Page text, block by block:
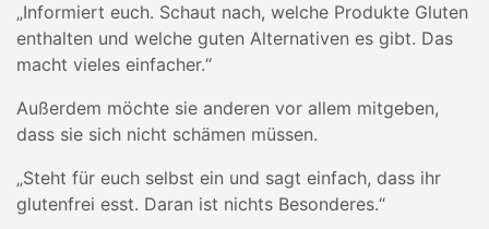
„Informiert euch. Schaut nach, welche Produkte Gluten
enthalten und welche guten Alternativen es gibt. Das
macht vieles einfacher.“
Außerdem möchte sie anderen vor allem mitgeben,
dass sie sich nicht schämen müssen.
„Steht für euch selbst ein und sagt einfach, dass ihr
glutenfrei esst. Daran ist nichts Besonderes.“